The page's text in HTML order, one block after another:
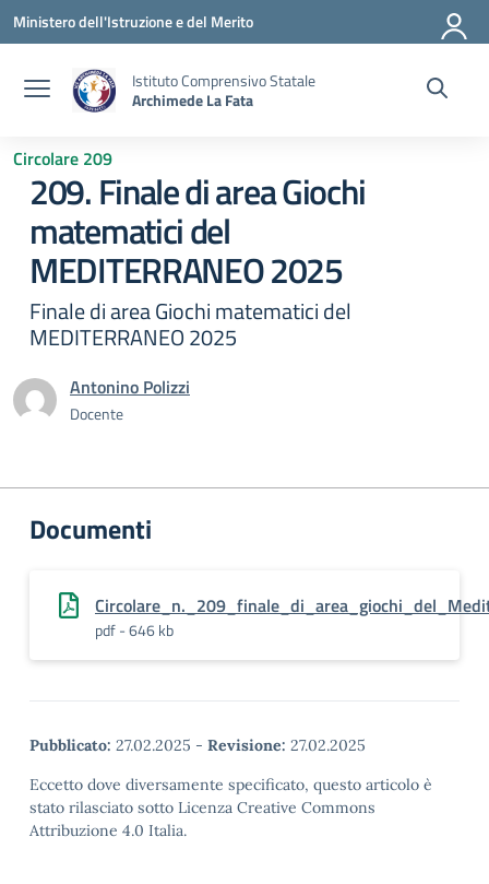
Vai ai contenuti
Vai al menu di navigazione
Vai al footer
Ministero dell'Istruzione e del Merito
Istituto Comprensivo Statale
Archimede La Fata
Circolare 209
209. Finale di area Giochi
matematici del
MEDITERRANEO 2025
Finale di area Giochi matematici del
MEDITERRANEO 2025
Antonino Polizzi
Docente
Documenti
pdf - 646 kb
Pubblicato: 27.02.2025 - Revisione: 27.02.2025
Eccetto dove diversamente specificato, questo articolo è
stato rilasciato sotto Licenza Creative Commons
Attribuzione 4.0 Italia.